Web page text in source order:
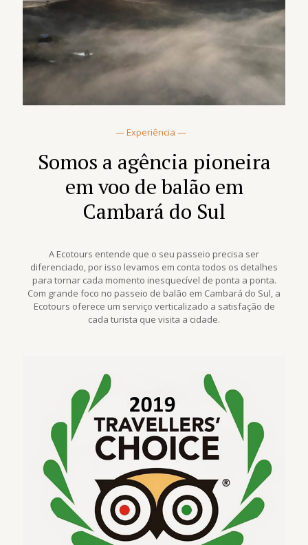
— Experiência —
Somos a agência pioneira
em voo de balão em
Cambará do Sul
A Ecotours entende que o seu passeio precisa ser
diferenciado, por isso levamos em conta todos os detalhes
para tornar cada momento inesquecível de ponta a ponta.
Com grande foco no passeio de balão em Cambará do Sul, a
Ecotours oferece um serviço verticalizado a satisfação de
cada turista que visita a cidade.